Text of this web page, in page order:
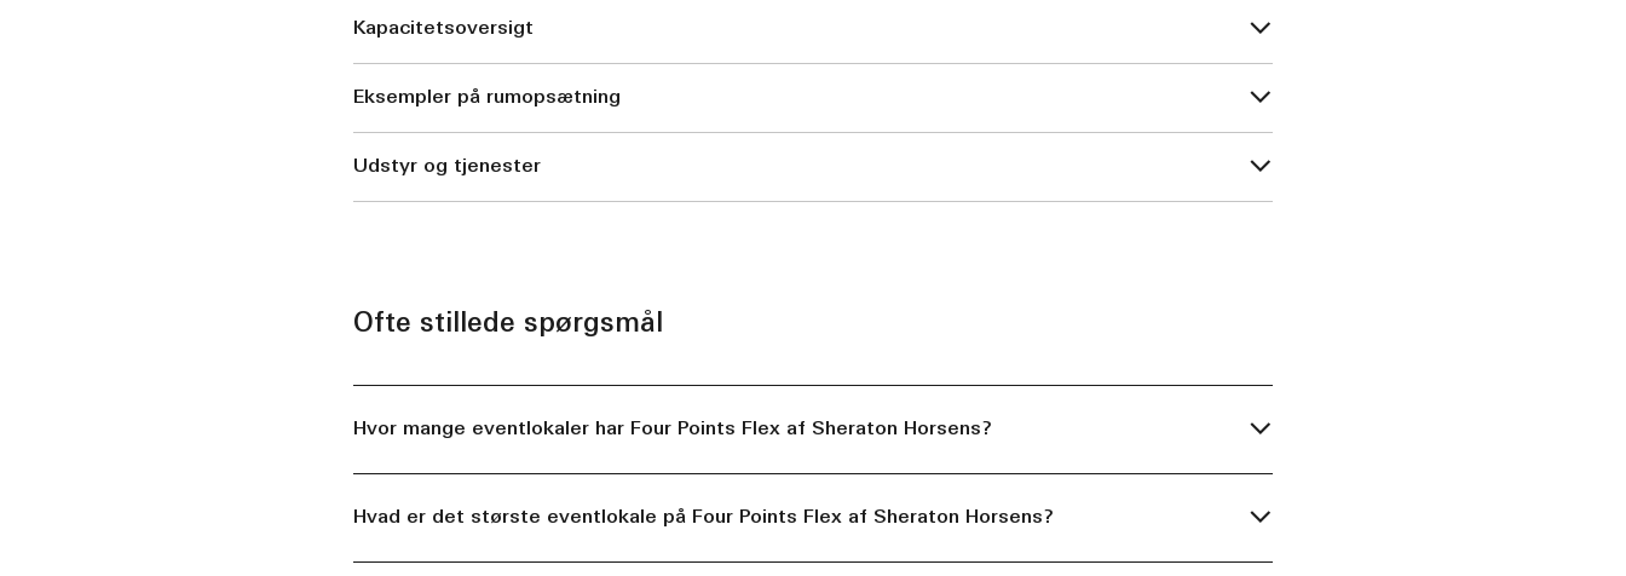
Kapacitetsoversigt
Eksempler på rumopsætning
Udstyr og tjenester
Ofte stillede spørgsmål
Hvor mange eventlokaler har Four Points Flex af Sheraton Horsens?
Hvad er det største eventlokale på Four Points Flex af Sheraton Horsens?